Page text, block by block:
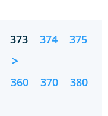
373 374
375
>
360 370
380